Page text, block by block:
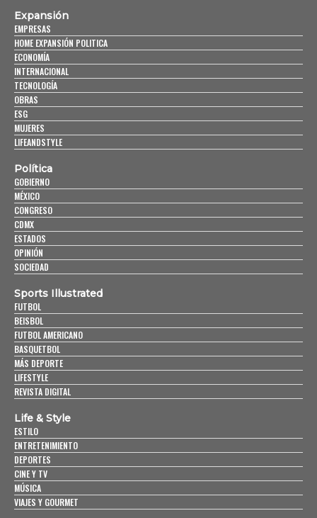
Expansión
EMPRESAS
HOME EXPANSIÓN POLITICA
ECONOMÍA
INTERNACIONAL
TECNOLOGÍA
OBRAS
ESG
MUJERES
LIFEANDSTYLE
Política
GOBIERNO
MÉXICO
CONGRESO
CDMX
ESTADOS
OPINIÓN
SOCIEDAD
Sports Illustrated
FUTBOL
BEISBOL
FUTBOL AMERICANO
BASQUETBOL
MÁS DEPORTE
LIFESTYLE
REVISTA DIGITAL
Life & Style
ESTILO
ENTRETENIMIENTO
DEPORTES
CINE Y TV
MÚSICA
VIAJES Y GOURMET